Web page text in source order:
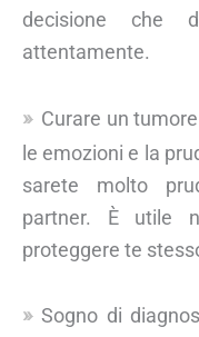
decisione che
attentamente.
Curare un
le emozioni e la
sarete molto
partner. È utile
proteggere te
Sogno di